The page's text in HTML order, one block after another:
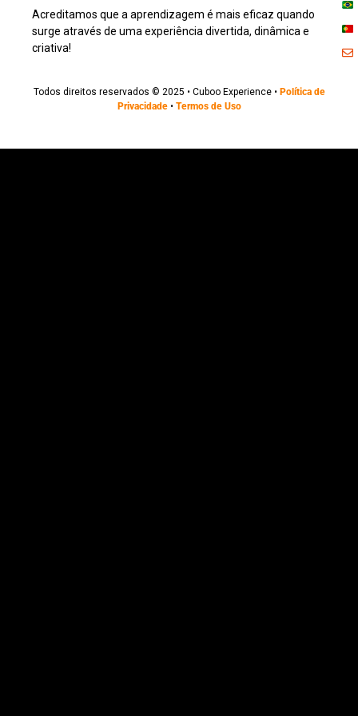
Acreditamos que a aprendizagem é mais eficaz quando
surge através de uma experiência divertida, dinâmica e
criativa!
Todos direitos reservados © 2025 • Cuboo Experience • Política de
Privacidade • Termos de Uso